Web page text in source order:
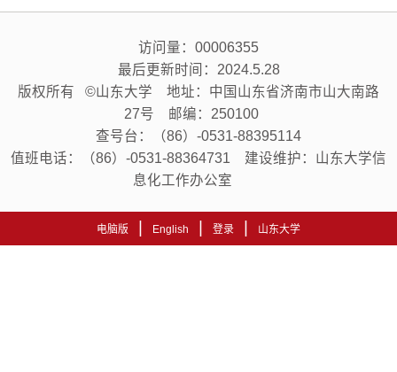
访问量： 00006355
最后更新时间： 2024.5.28
版权所有 ©山东大学 地址：中国山东省济南市山大南路
27号 邮编：250100
查号台：（86）-0531-88395114
值班电话：（86）-0531-88364731 建设维护：山东大学信
息化工作办公室
电脑版 English 登录 山东大学